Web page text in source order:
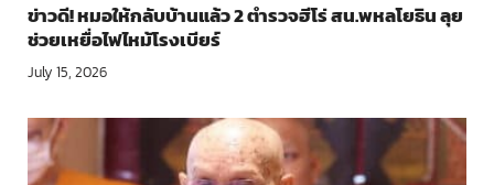
ข่าวดี! หมอให้กลับบ้านแล้ว 2 ตำรวจฮีโร่ สน.พหลโยธิน ลุย
ช่วยเหยื่อไฟไหม้โรงเบียร์
July 15, 2026